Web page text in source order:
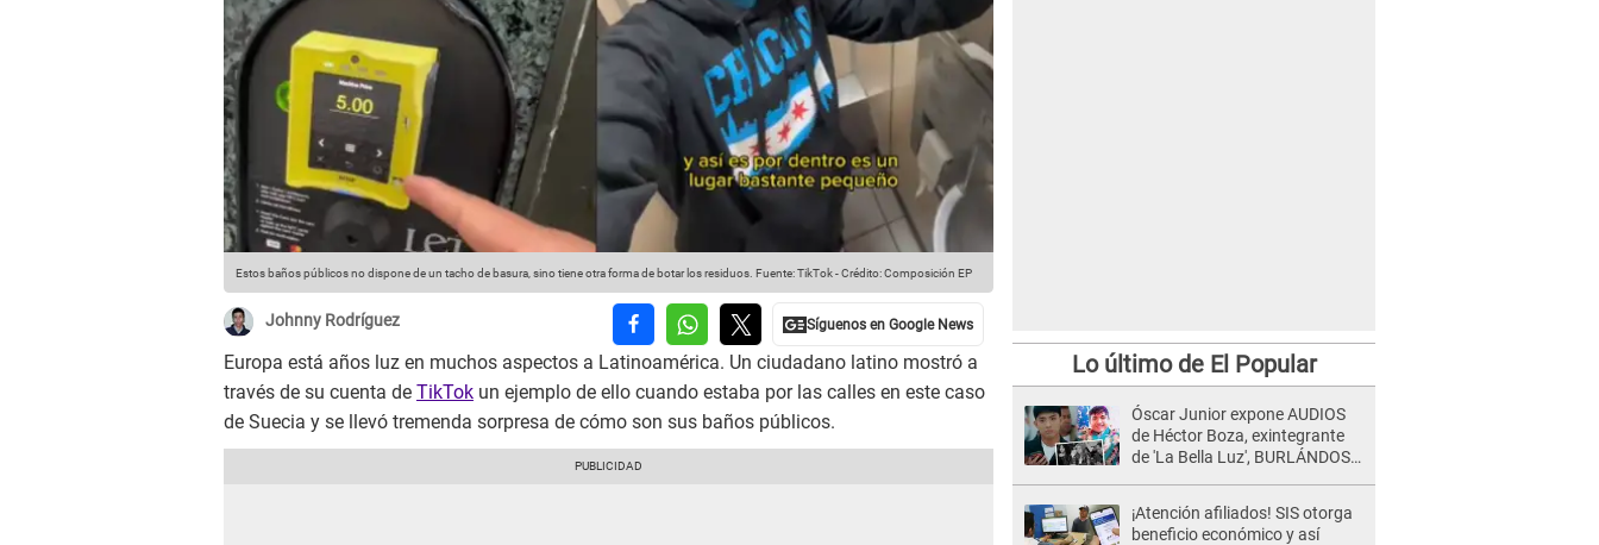
Estos baños públicos no dispone de un tacho de basura, sino tiene otra forma de botar los residuos. Fuente: TikTok-Crédito: Composición EP
Johnny Rodríguez
Europa está años luz en muchos aspectos a Latinoamérica. Un ciudadano latino mostró a
través de su cuenta de TikTok un ejemplo de ello cuando estaba por las calles en este caso
de Suecia y se llevó tremenda sorpresa de cómo son sus baños públicos.
Lo último de El Popular
Óscar Junior expone AUDIOS
de Héctor Boza, exintegrante
de 'La Bella Luz', BURLÁNDOSE
¡Atención afiliados! SIS otorga
beneficio económico y así